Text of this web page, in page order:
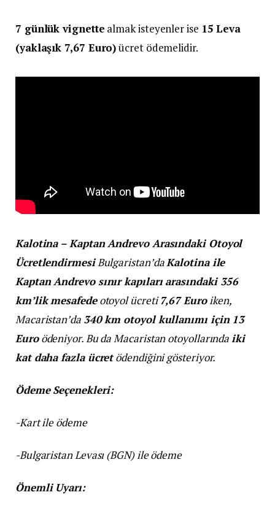
7 günlük vignette almak isteyenler ise 15 Leva
(yaklaşık 7,67 Euro)ücret ödemelidir.
Kalotina – Kaptan Andrevo Arasındaki Otoyol
ÜcretlendirmesiBulgaristan’daKalotina ile
Kaptan Andrevo sınır kapıları arasındaki 356
km’lik mesafedeotoyol ücreti7,67 Euroiken,
Macaristan’da 340 km otoyol kullanımı için 13
Euroödeniyor. Bu da Macaristan otoyollarındaiki
kat daha fazla ücretödendiğini gösteriyor.
Ödeme Seçenekleri:
-Kart ile ödeme
-Bulgaristan Levası (BGN) ile ödeme
Önemli Uyarı: